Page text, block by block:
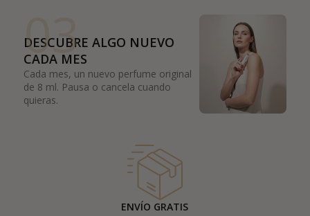
03
DESCUBRE ALGO NUEVO
CADA MES
Cada mes, un nuevo perfume original
de 8 ml. Pausa o cancela cuando
quieras.
ENVÍO GRATIS